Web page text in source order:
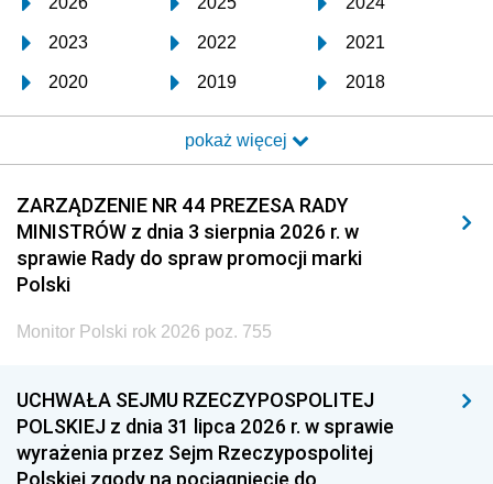
2023 2022 2021
2020 2019 2018
2017 2016 2015
2014 2013 2012
2011 2010 2009
2008 2007 2006
2005
1996 1995 1994
1993 1992 1991
1990 1989
pokaż więcej
ZARZĄDZENIE NR 44 PREZESA RADY
MINISTRÓW z dnia 3 sierpnia 2026 r. w
sprawie Rady do spraw promocji marki
Polski
Monitor Polski rok 2026 poz. 755
UCHWAŁA SEJMU RZECZYPOSPOLITEJ
POLSKIEJ z dnia 31 lipca 2026 r. w sprawie
wyrażenia przez Sejm Rzeczypospolitej